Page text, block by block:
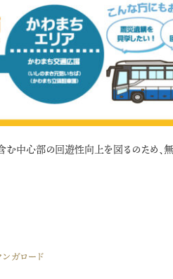
中心部の回遊性向上を図るのため、無
ガロード